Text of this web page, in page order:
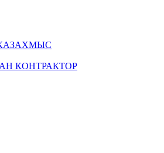
КОНТРАКТОР